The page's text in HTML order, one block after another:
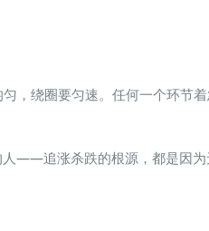
，绕圈要匀速。任何一个环节
人——追涨杀跌的根源，都是因为